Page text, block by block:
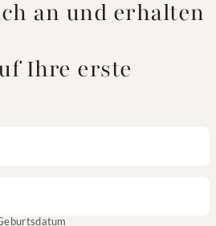
an und erhalten
Ihre erste